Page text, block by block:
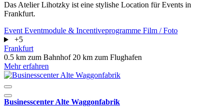
Das Atelier Lihotzky ist eine stylishe Location für Events in
Frankfurt.
Event Eventmodule & Incentiveprogramme Film / Foto
+5
Frankfurt
0.5 km zum Bahnhof 20 km zum Flughafen
Mehr erfahren
Businesscenter Alte Waggonfabrik